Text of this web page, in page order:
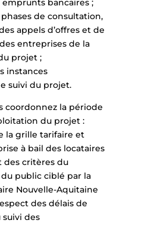
de consultation,
appels d’offres et de
entreprises de la
projet ;
instances
suivi du projet.
coordonnez la période
du projet :
la grille tarifaire et
à bail des locataires
des critères du
public ciblé par la
Nouvelle-Aquitaine
des délais de
des